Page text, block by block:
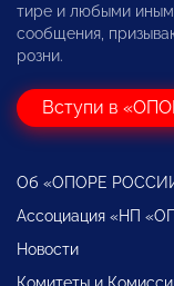
тире и любыми
сообщения,
розни.
Вступи в
Об «ОПОРЕ
Ассоциация «НП
Новости
Комитеты и